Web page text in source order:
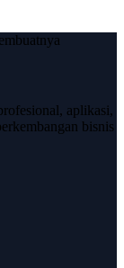
aplikasi,
bisnis